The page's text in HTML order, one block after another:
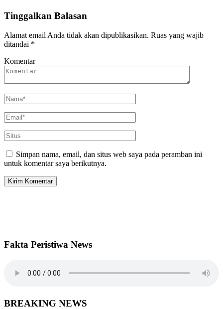
Tinggalkan Balasan
Alamat email Anda tidak akan dipublikasikan. Ruas yang wajib
ditandai *
Komentar
Simpan nama, email, dan situs web saya pada peramban ini
untuk komentar saya berikutnya.
Fakta Peristiwa News
BREAKING NEWS